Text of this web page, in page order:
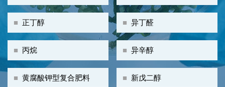
■异丁醛
■ 正丁醇
■异辛醇
■ 丙烷
■ 新戊二醇
■ 黄腐酸钾型复合肥料